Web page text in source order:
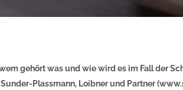
gehört was und wie wird es im Fall der
Plassmann, Loibner und Partner